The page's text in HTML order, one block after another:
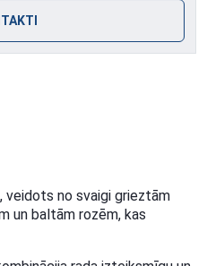
veidots no svaigi grieztām
un baltām rozēm, kas